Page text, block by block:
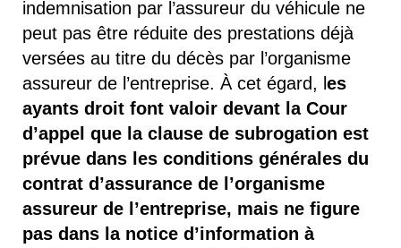
indemnisation par l’assureur du véhicule ne
peut pas être réduite des prestations déjà
versées au titre du décès par l’organisme
assureur de l’entreprise. À cet égard, l es
ayants droit font valoir devant la Cour
d’appel que la clause de subrogation est
prévue dans les conditions générales du
contrat d’assurance de l’organisme
assureur de l’entreprise, mais ne figure
pas dans la notice d’information à